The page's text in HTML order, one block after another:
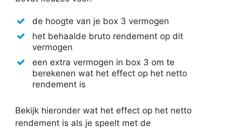
de hoogte van je box 3 vermogen
het behaalde bruto rendement op dit
vermogen
een extra vermogen in box 3 om te
berekenen wat het effect op het netto
rendement is
Bekijk hieronder wat het effect op het netto
rendement is als je speelt met de